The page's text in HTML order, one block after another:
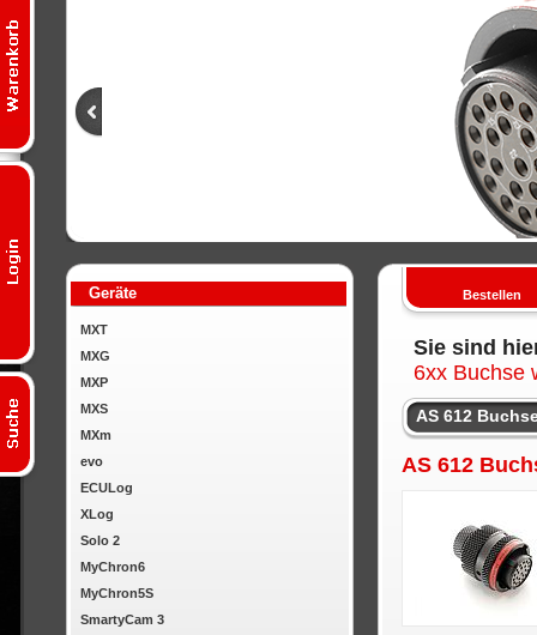
Geräte
MXT
MXG
MXP
MXS
MXm
evo
ECULog
XLog
Solo 2
MyChron6
MyChron5S
SmartyCam 3
Bestellen
Sie sind
6xx Buchse
AS 612
AS 612